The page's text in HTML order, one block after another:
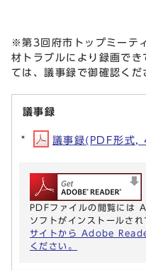
※第3回府市トップミーテ
材トラブルにより録画で
ては、議事録で御確認くだ
議事録
議事録(PDF形式,
PDFファイルの閲覧には
ソフトがインストールされ
サイトから Adobe
ください。